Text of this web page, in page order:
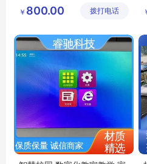
人脸识别考勤打卡一体化管理系统触摸一体机
校园文化建设系统
公司
￥ 800.00 拨打电话